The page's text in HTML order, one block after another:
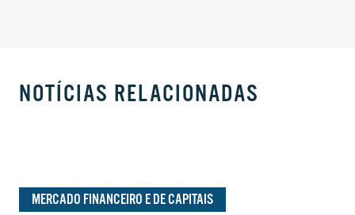
NOTÍCIAS RELACIONADAS
MERCADO FINANCEIRO E DE CAPITAIS